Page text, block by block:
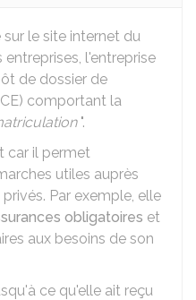
le site internet du
l'entreprise
de dossier de
comportant la
".
car il permet
utiles auprès
Par exemple, elle
obligatoires et
aux besoins de son
ce qu'elle ait reçu